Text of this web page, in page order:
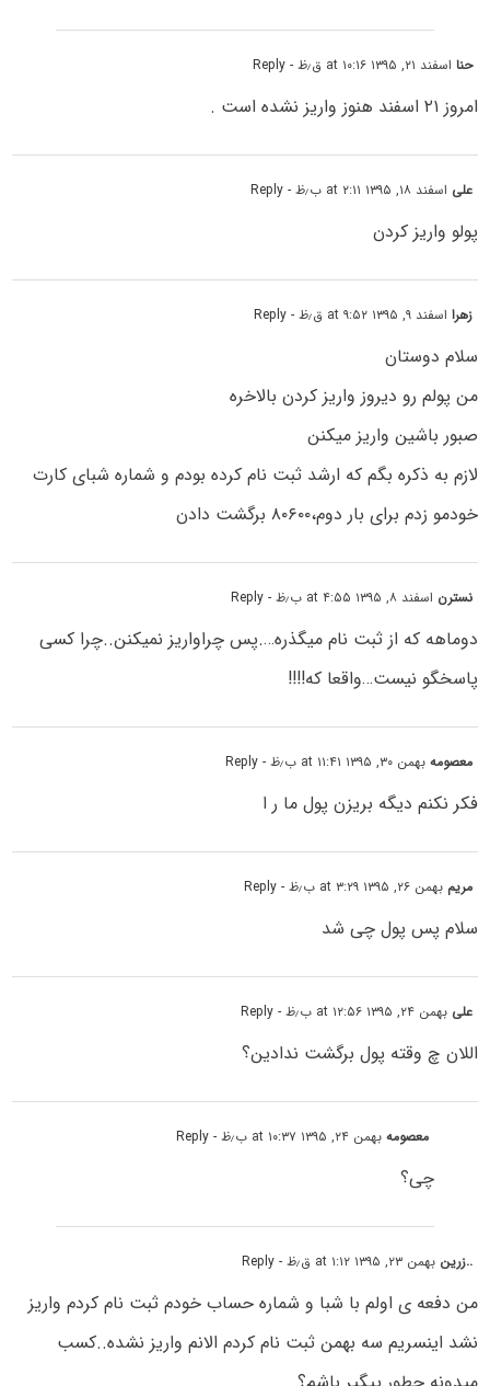
حنااسفند ۲۱, ۱۳۹۵ at ۱۰:۱۶ ق٫ظ - Reply
امروز ۲۱ اسفند هنوز واریز نشده است .
علی اسفند ۱۸, ۱۳۹۵ at ۲:۱۱ ب٫ظ - Reply
پولو واریز کردن
زهرااسفند ۹, ۱۳۹۵ at ۹:۵۲ ق٫ظ - Reply
سلام دوستان
من پولم رو دیروز واریز کردن بالاخره
صبور باشین واریز میکنن
لازم به ذکره بگم که ارشد ثبت نام کرده بودم و شماره شبای کارت
خودمو زدم برای بار دوم،۸۰۶۰۰ برگشت دادن
نسترن اسفند ۸, ۱۳۹۵ at ۴:۵۵ ب٫ظ - Reply
دوماهه که از ثبت نام میگذره….پس چراواریز نمیکنن..چرا کسی
پاسخگو نیست…‌واقعا که!!!!
معصومهبهمن ۳۰, ۱۳۹۵ at ۱۱:۴۱ ب٫ظ - Reply
فکر نکنم دیگه بریزن پول ما ر ا
مریم بهمن ۲۶, ۱۳۹۵ at ۳:۲۹ ب٫ظ - Reply
سلام پس پول چی شد
علی بهمن ۲۴, ۱۳۹۵ at ۱۲:۵۶ ب٫ظ - Reply
اللان چ وقته پول برگشت ندادین؟
معصومهبهمن ۲۴, ۱۳۹۵ at ۱۰:۳۷ ب٫ظ - Reply
چی؟
..زرین بهمن ۲۳, ۱۳۹۵ at ۱:۱۲ ق٫ظ - Reply
من دفعه ی اولم با شبا و شماره حساب خودم ثبت نام کردم واریز
نشد اینسریم سه بهمن ثبت نام کردم الانم واریز نشده..کسب